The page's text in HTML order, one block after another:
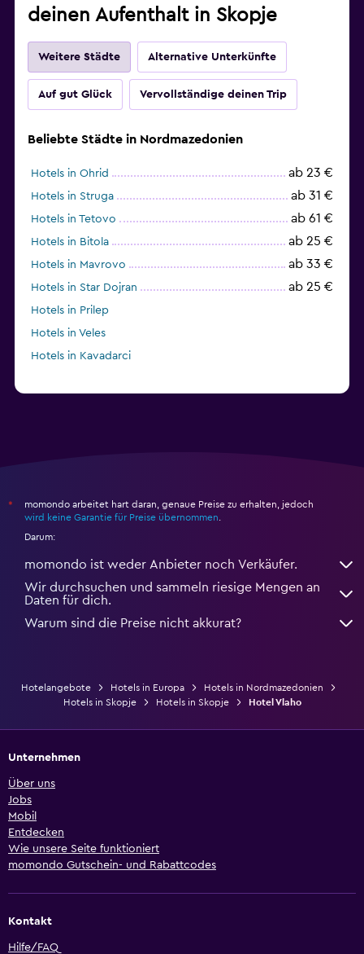
deinen Aufenthalt in Skopje
Weitere Städte Alternative Unterkünfte
Auf gut Glück Vervollständige deinen Trip
Beliebte Städte in Nordmazedonien
Hotels in Ohrid ab 23 €
Hotels in Struga ab 31 €
Hotels in Tetovo ab 61 €
Hotels in Bitola ab 25 €
Hotels in Mavrovo ab 33 €
Hotels in Star Dojran ab 25 €
Hotels in Prilep
Hotels in Veles
Hotels in Kavadarci
*
momondo arbeitet hart daran, genaue Preise zu erhalten, jedoch
wird keine Garantie für Preise übernommen
Darum:
momondo ist weder Anbieter noch Verkäufer.
Wir durchsuchen und sammeln riesige Mengen an
Daten für dich.
Warum sind die Preise nicht akkurat?
Hotelangebote Hotels in Europa
Hotels in Nordmazedonien
Hotels in Skopje
Hotels in Skopje Hotel Vlaho
Unternehmen
Über uns
Jobs
Mobil
Entdecken
Wie unsere Seite funktioniert
momondo Gutschein- und Rabattcodes
Kontakt
Hilfe/FAQ